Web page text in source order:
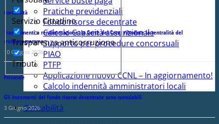
Pratiche previdenziali
Fondo risorse decentrate
Calcolo Capacità assunzionale
Supporto per procedure concorsuali
PIAO
PTFP
Applicazione nuovo CCNL – In aggiornamento!
Calcolo indennità amministratori locali
Contabilità
Servizio Cittadino
Trasparenza anticorruzione
Tributi
Contabilità
Trasferimenti a rendicontazione: la Corte dei Conti ribadisce la centralità del
cronoprogramma
10 Giugno 2026
Personale
Gli incrementi del fondo risorse decentrate sono cumulabili
3 Giugno 2026